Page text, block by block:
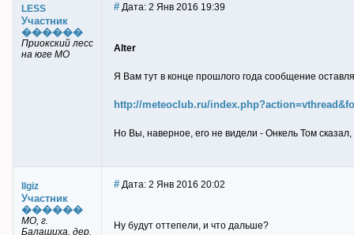
LESS
Участник
������
Приокский лесс
на юге МО
# Дата: 2 Янв 2016 19:39
Alter
Я Вам тут в конце прошлого года сообщение
http://meteoclub.ru/
Но Вы, наверное, его не видели - Онкель Том
Ilgiz
Участник
������
МО, г.
Балашиха, дер.
# Дата: 2 Янв 2016 20:02
Ну будут оттепели, и что дальше?